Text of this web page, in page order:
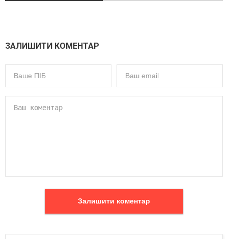
ЗАЛИШИТИ КОМЕНТАР
Залишити коментар